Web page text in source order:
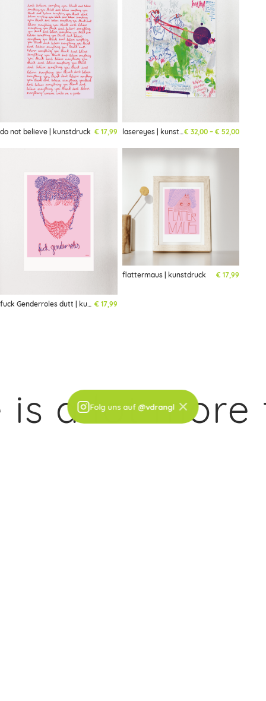
do not believe | kunstdruck € 17,99 lasereyes | kunstdruck€ 32,00 –€ 52,00
fuck Genderroles dutt | kunstdruck € 17,99
flattermaus | kunstdruck € 17,99
a lot more
Folg uns auf@vdrangl ×